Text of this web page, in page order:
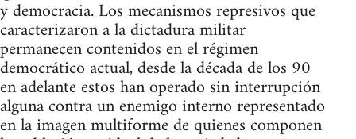
y democracia. Los mecanismos represivos que
caracterizaron a la dictadura militar
permanecen contenidos en el régimen
democrático actual, desde la década de los 90
en adelante estos han operado sin interrupción
alguna contra un enemigo interno representado
en la imagen multiforme de quienes componen